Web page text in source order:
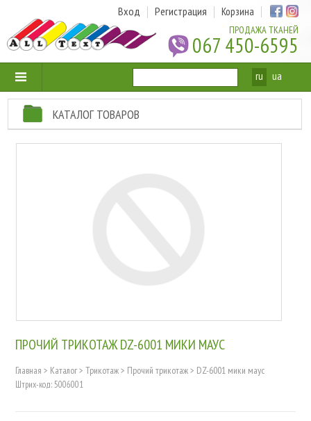
ПРОДАЖА ТКАНЕЙ
067 450-6595
Вход Регистрация Корзина
ru ua
КАТАЛОГ ТОВАРОВ
ПРОЧИЙ ТРИКОТАЖ DZ-6001 МИКИ МАУС
Главная > Каталог> Трикотаж> Прочий трикотаж> DZ-6001 мики маус
Штрих-код: 5006001